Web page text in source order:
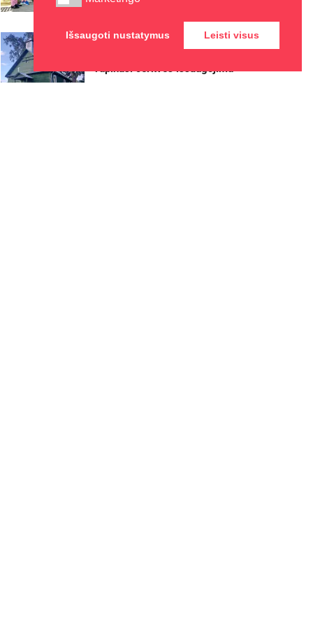
2026-08-08
Ignalinos rajone, Lukošiškės
rūpinasi cerkvės išsaugojimu
Išsaugoti nustatymus Leisti visus